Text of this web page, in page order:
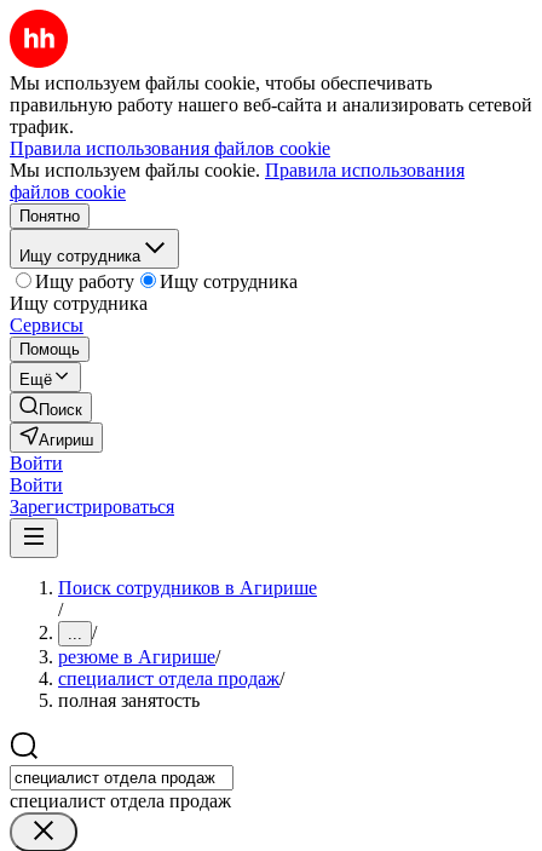
Мы используем файлы cookie, чтобы обеспечивать
правильную работу нашего веб-сайта и анализировать сетевой
трафик.
Правила использования файлов cookie
Мы используем файлы cookie. Правила использования
файлов cookie
Понятно
Ищу сотрудника
Ищу работу
Ищу сотрудника
Ищу сотрудника
Сервисы
Помощь
Ещё
Поиск
Агириш
Войти
Войти
Зарегистрироваться
Поиск сотрудников в Агирише
/
... /
резюме в Агирише/
специалист отдела продаж/
полная занятость
специалист отдела продаж